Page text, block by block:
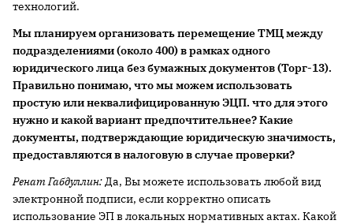
технологий.
Мы планируем организовать перемещение ТМЦ между
подразделениями (около 400) в рамках одного
юридического лица без бумажных документов (Торг-13).
Правильно понимаю, что мы можем использовать
простую или неквалифицированную ЭЦП. что для этого
нужно и какой вариант предпочтительнее? Какие
документы, подтверждающие юридическую значимость,
предоставляются в налоговую в случае проверки?
Ренат Габдуллин:Да, Вы можете использовать любой вид
электронной подписи, если корректно описать
использование ЭП в локальных нормативных актах. Какой